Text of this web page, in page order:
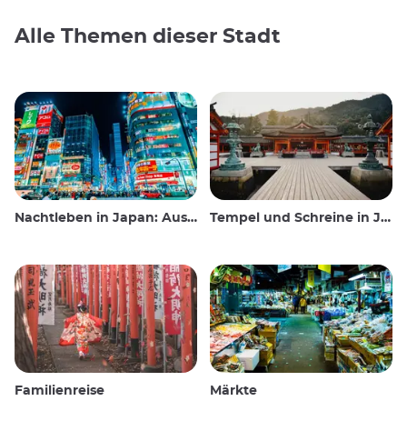
Alle Themen dieser Stadt
Nachtleben in Japan: Ausgehen, sehen und trinken Tempel und Schreine in Japan
Familienreise Märkte